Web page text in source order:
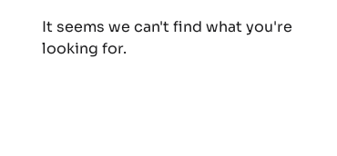
It seems we can't find what you're
looking for.